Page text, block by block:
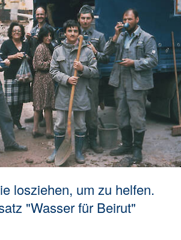
losziehen, um zu helfen.
"Wasser für Beirut"